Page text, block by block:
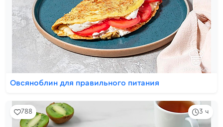
Овсяноблин для правильного питания
3 ч
788